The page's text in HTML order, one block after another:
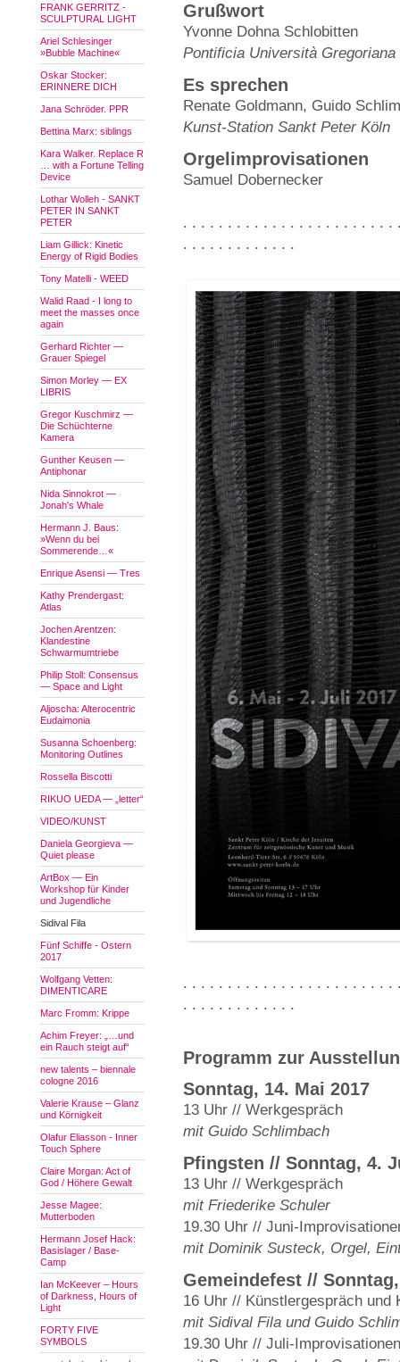
FRANK GERRITZ -
SCULPTURAL LIGHT
Ariel Schlesinger
»Bubble Machine«
Oskar Stocker:
ERINNERE DICH
Jana Schröder. PPR
Bettina Marx: siblings
Kara Walker. Replace R
… with a Fortune Telling
Device
Lothar Wolleh - SANKT
PETER IN SANKT
PETER
Liam Gillick: Kinetic
Energy of Rigid Bodies
Tony Matelli - WEED
Walid Raad - I long to
meet the masses once
again
Gerhard Richter —
Grauer Spiegel
Simon Morley — EX
LIBRIS
Gregor Kuschmirz —
Die Schüchterne
Kamera
Gunther Keusen —
Antiphonar
Nida Sinnokrot —
Jonah's Whale
Hermann J. Baus:
»Wenn du bei
Sommerende…«
Enrique Asensi — Tres
Kathy Prendergast:
Atlas
Jochen Arentzen:
Klandestine
Schwarmumtriebe
Philip Stoll: Consensus
— Space and Light
Aljoscha: Alterocentric
Eudaimonia
Susanna Schoenberg:
Monitoring Outlines
Rossella Biscotti
RIKUO UEDA — „letter“
VIDEO/KUNST
Daniela Georgieva —
Quiet please
ArtBox — Ein
Workshop für Kinder
und Jugendliche
Sidival Fila
Fünf Schiffe - Ostern
2017
Wolfgang Vetten:
DIMENTICARE
Marc Fromm: Krippe
Achim Freyer: „…und
ein Rauch steigt auf“
new talents – biennale
cologne 2016
Valerie Krause – Glanz
und Körnigkeit
Olafur Eliasson - Inner
Touch Sphere
Claire Morgan: Act of
God / Höhere Gewalt
Jesse Magee:
Mutterboden
Hermann Josef Hack:
Basislager / Base-
Camp
Ian McKeever – Hours
of Darkness, Hours of
Light
FORTY FIVE
SYMBOLS
Grußwort
Yvonne Dohna Schlobitten
Pontificia Università Gregoriana
Es sprechen
Renate Goldmann, Guido
Kunst-Station Sankt Peter Köln
Orgelimprovisationen
Samuel Dobernecker
. . . . . . . . . . . . . . . . . . . . . . .
. . . . . . . . . . . . .
. . . . . . . . . . . . . . . . . . . . . . .
. . . . . . . . . . . . .
Programm zur
Sonntag, 14. Mai 2017
13 Uhr // Werkgespräch
mit Guido Schlimbach
Pfingsten // Sonntag, 4.
13 Uhr // Werkgespräch
mit Friederike Schuler
19.30 Uhr // Juni-
mit Dominik Susteck, Orgel,
Gemeindefest //
16 Uhr // Künstlergespräch und
mit Sidival Fila und Guido
19.30 Uhr // Juli-Improvisationen